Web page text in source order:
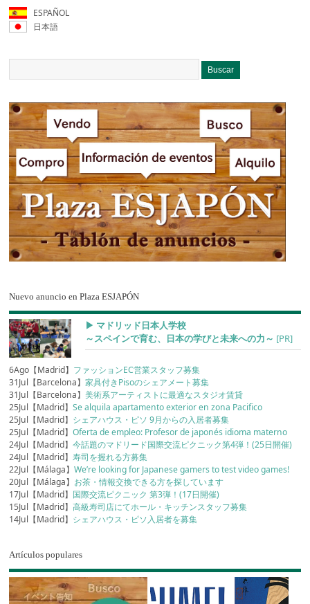
ESPAÑOL
日本語
Nuevo anuncio en Plaza ESJAPÓN
▶︎ マドリッド日本人学校
～スペインで育む、日本の学びと未来への力～ [PR]
6Ago【Madrid】 ファッションEC営業スタッフ募集
31Jul【Barcelona】家具付きPisoのシェアメート募集
31Jul【Barcelona】美術系アーティストに最適なスタジオ賃貸
25Jul【Madrid】Se alquila apartamento exterior en zona Pacifico
25Jul【Madrid】 シェアハウス・ピソ 9月からの入居者募集
25Jul【Madrid】Oferta de empleo: Profesor de japonés idioma materno
24Jul【Madrid】今話題のマドリード国際交流ピクニック第4弾！(25日開催)
24Jul【Madrid】寿司を握れる方募集
22Jul【Málaga】We’re looking for Japanese gamers to test video games!
20Jul【Málaga】 お茶・情報交換できる方を探しています
17Jul【Madrid】 国際交流ピクニック 第3弾！(17日開催)
15Jul【Madrid】高級寿司店にてホール・キッチンスタッフ募集
14Jul【Madrid】 シェアハウス・ピソ入居者を募集
Artículos populares